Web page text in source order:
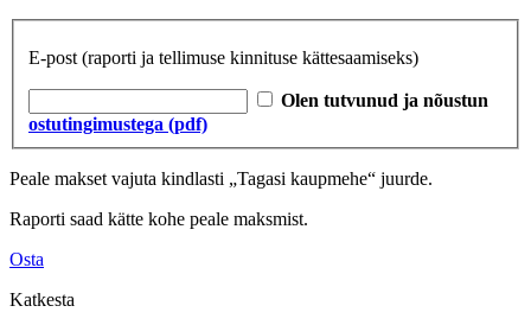
E-post (raporti ja tellimuse kinnituse kättesaamiseks)
Olen tutvunud ja nõustun
ostutingimustega (pdf)
Peale makset vajuta kindlasti „Tagasi kaupmehe“ juurde.
Raporti saad kätte kohe peale maksmist.
Osta
Katkesta